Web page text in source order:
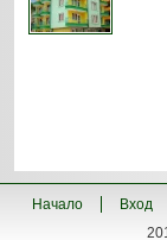
Начало Вход